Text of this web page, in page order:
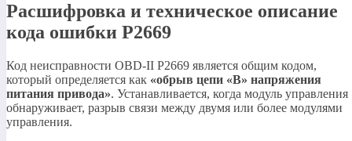
Расшифровка и техническое описание
кода ошибки P2669
Код неисправности OBD-II P2669 является общим кодом,
который определяется как «обрыв цепи «B» напряжения
питания привода». Устанавливается, когда модуль управления
обнаруживает, разрыв связи между двумя или более модулями
управления.